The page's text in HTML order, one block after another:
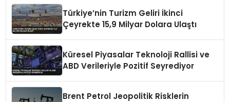
Türkiye’nin Turizm Geliri İkinci
Çeyrekte 15,9 Milyar Dolara Ulaştı
Küresel Piyasalar Teknoloji Rallisi ve
ABD Verileriyle Pozitif Seyrediyor
Brent Petrol Jeopolitik Risklerin